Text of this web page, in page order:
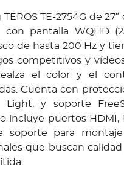
TE-2754G de
con pantalla WQHD
de hasta 200 Hz y
competitivos y
el color y el
Cuenta con
y soporte
incluye puertos HDMI,
soporte para
que buscan